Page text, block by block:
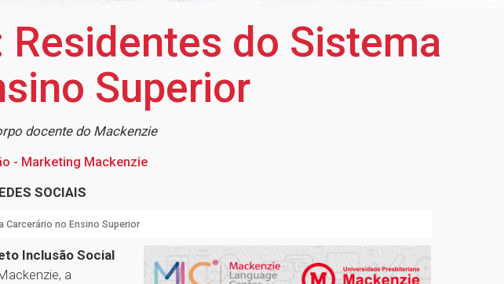
do Sistema
Superior
docente do Mackenzie
- Marketing Mackenzie
SOCIAIS
Carcerário no Ensino Superior
Inclusão Social
a